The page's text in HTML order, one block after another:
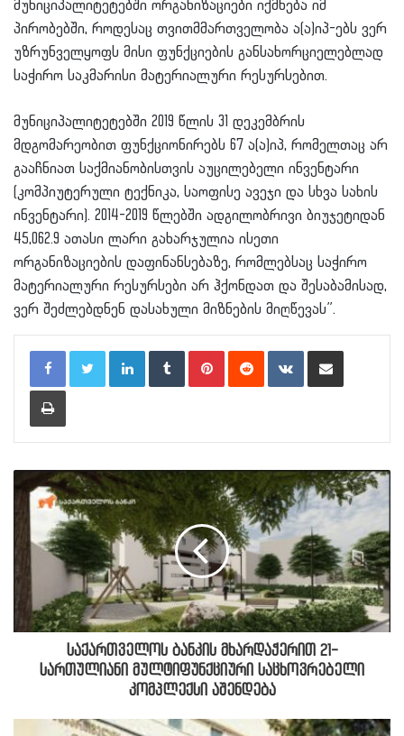
მუნიციპალიტეტებში ორგანიზაციები იქმნება იმ
პირობებში, როდესაც თვითმმართველობა ა(ა)იპ-ებს ვერ
უზრუნველყოფს მისი ფუნქციების განსახორციელებლად
საჭირო საკმარისი მატერიალური რესურსებით.
მუნიციპალიტეტებში 2019 წლის 31 დეკემბრის
მდგომარეობით ფუნქციონირებს 67 ა(ა)იპ, რომელთაც არ
გააჩნიათ საქმიანობისთვის აუცილებელი ინვენტარი
(კომპიუტერული ტექნიკა, საოფისე ავეჯი და სხვა სახის
ინვენტარი). 2014-2019 წლებში ადგილობრივი ბიუჯეტიდან
45,062.9 ათასი ლარი გახარჯულია ისეთი
ორგანიზაციების დაფინანსებაზე, რომლებსაც საჭირო
მატერიალური რესურსები არ ჰქონდათ და შესაბამისად,
ვერ შეძლებდნენ დასახული მიზნების მიღწევას”.
LinkedInTumblr PinterestReddit VKontakteShare via Email
Print
საქართველოს ბანკის მხარდაჭერით 21-
სართულიანი მულტიფუნქციური საცხოვრებელი
კომპლექსი აშენდება